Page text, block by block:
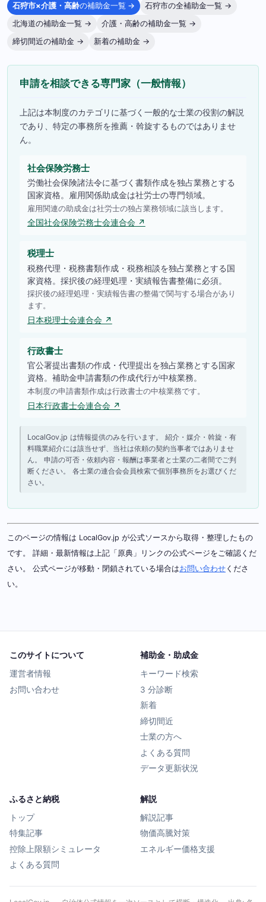
石狩市×介護・高齢の補助金一覧 →
石狩市の全補助金一覧 →
北海道の補助金一覧 →
介護・高齢の補助金一覧 →
締切間近の補助金 →
新着の補助金 →
申請を相談できる専門家（一般情報）
上記は本制度のカテゴリに基づく一般的な士業の役割の解説
であり、特定の事務所を推薦・斡旋するものではありませ
ん。
社会保険労務士
労働社会保険諸法令に基づく書類作成を独占業務とする
国家資格。雇用関係助成金は社労士の専門領域。
雇用関連の助成金は社労士の独占業務領域に該当します。
全国社会保険労務士会連合会 ↗
税理士
税務代理・税務書類作成・税務相談を独占業務とする国
家資格。採択後の経理処理・実績報告書整備に必須。
採択後の経理処理・実績報告書の整備で関与する場合があり
ます。
日本税理士会連合会 ↗
行政書士
官公署提出書類の作成・代理提出を独占業務とする国家
資格。補助金申請書類の作成代行が中核業務。
本制度の申請書類作成は行政書士の中核業務です。
日本行政書士会連合会 ↗
LocalGov.jp は情報提供のみを行います。 紹介・媒介・斡旋・有
料職業紹介には該当せず、当社は依頼の契約当事者ではありませ
ん。 申請の可否・依頼内容・報酬は事業者と士業の二者間でご判
断ください。 各士業の連合会会員検索で個別事務所をお選びくだ
さい。
このページの情報は LocalGov.jp が公式ソースから取得・整理したもの
です。 詳細・最新情報は上記「原典」リンクの公式ページをご確認くだ
さい。 公式ページが移動・閉鎖されている場合はお問い合わせ くださ
い。
このサイトについて
運営者情報
お問い合わせ
補助金・助成金
キーワード検索
3 分診断
新着
締切間近
士業の方へ
よくある質問
データ更新状況
ふるさと納税
トップ
特集記事
控除上限額シミュレータ
よくある質問
解説
解説記事
物価高騰対策
エネルギー価格支援